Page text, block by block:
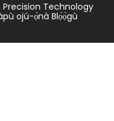
Precision Technology
ojú-ọ̀nà Blọ́ọ̀gù